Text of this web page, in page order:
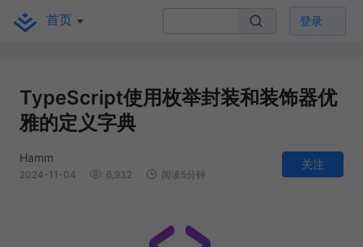
首页 登录
TypeScript使用枚举封装和装饰器优
雅的定义字典
Hamm
2024-11-04 6,932 阅读5分钟
关注